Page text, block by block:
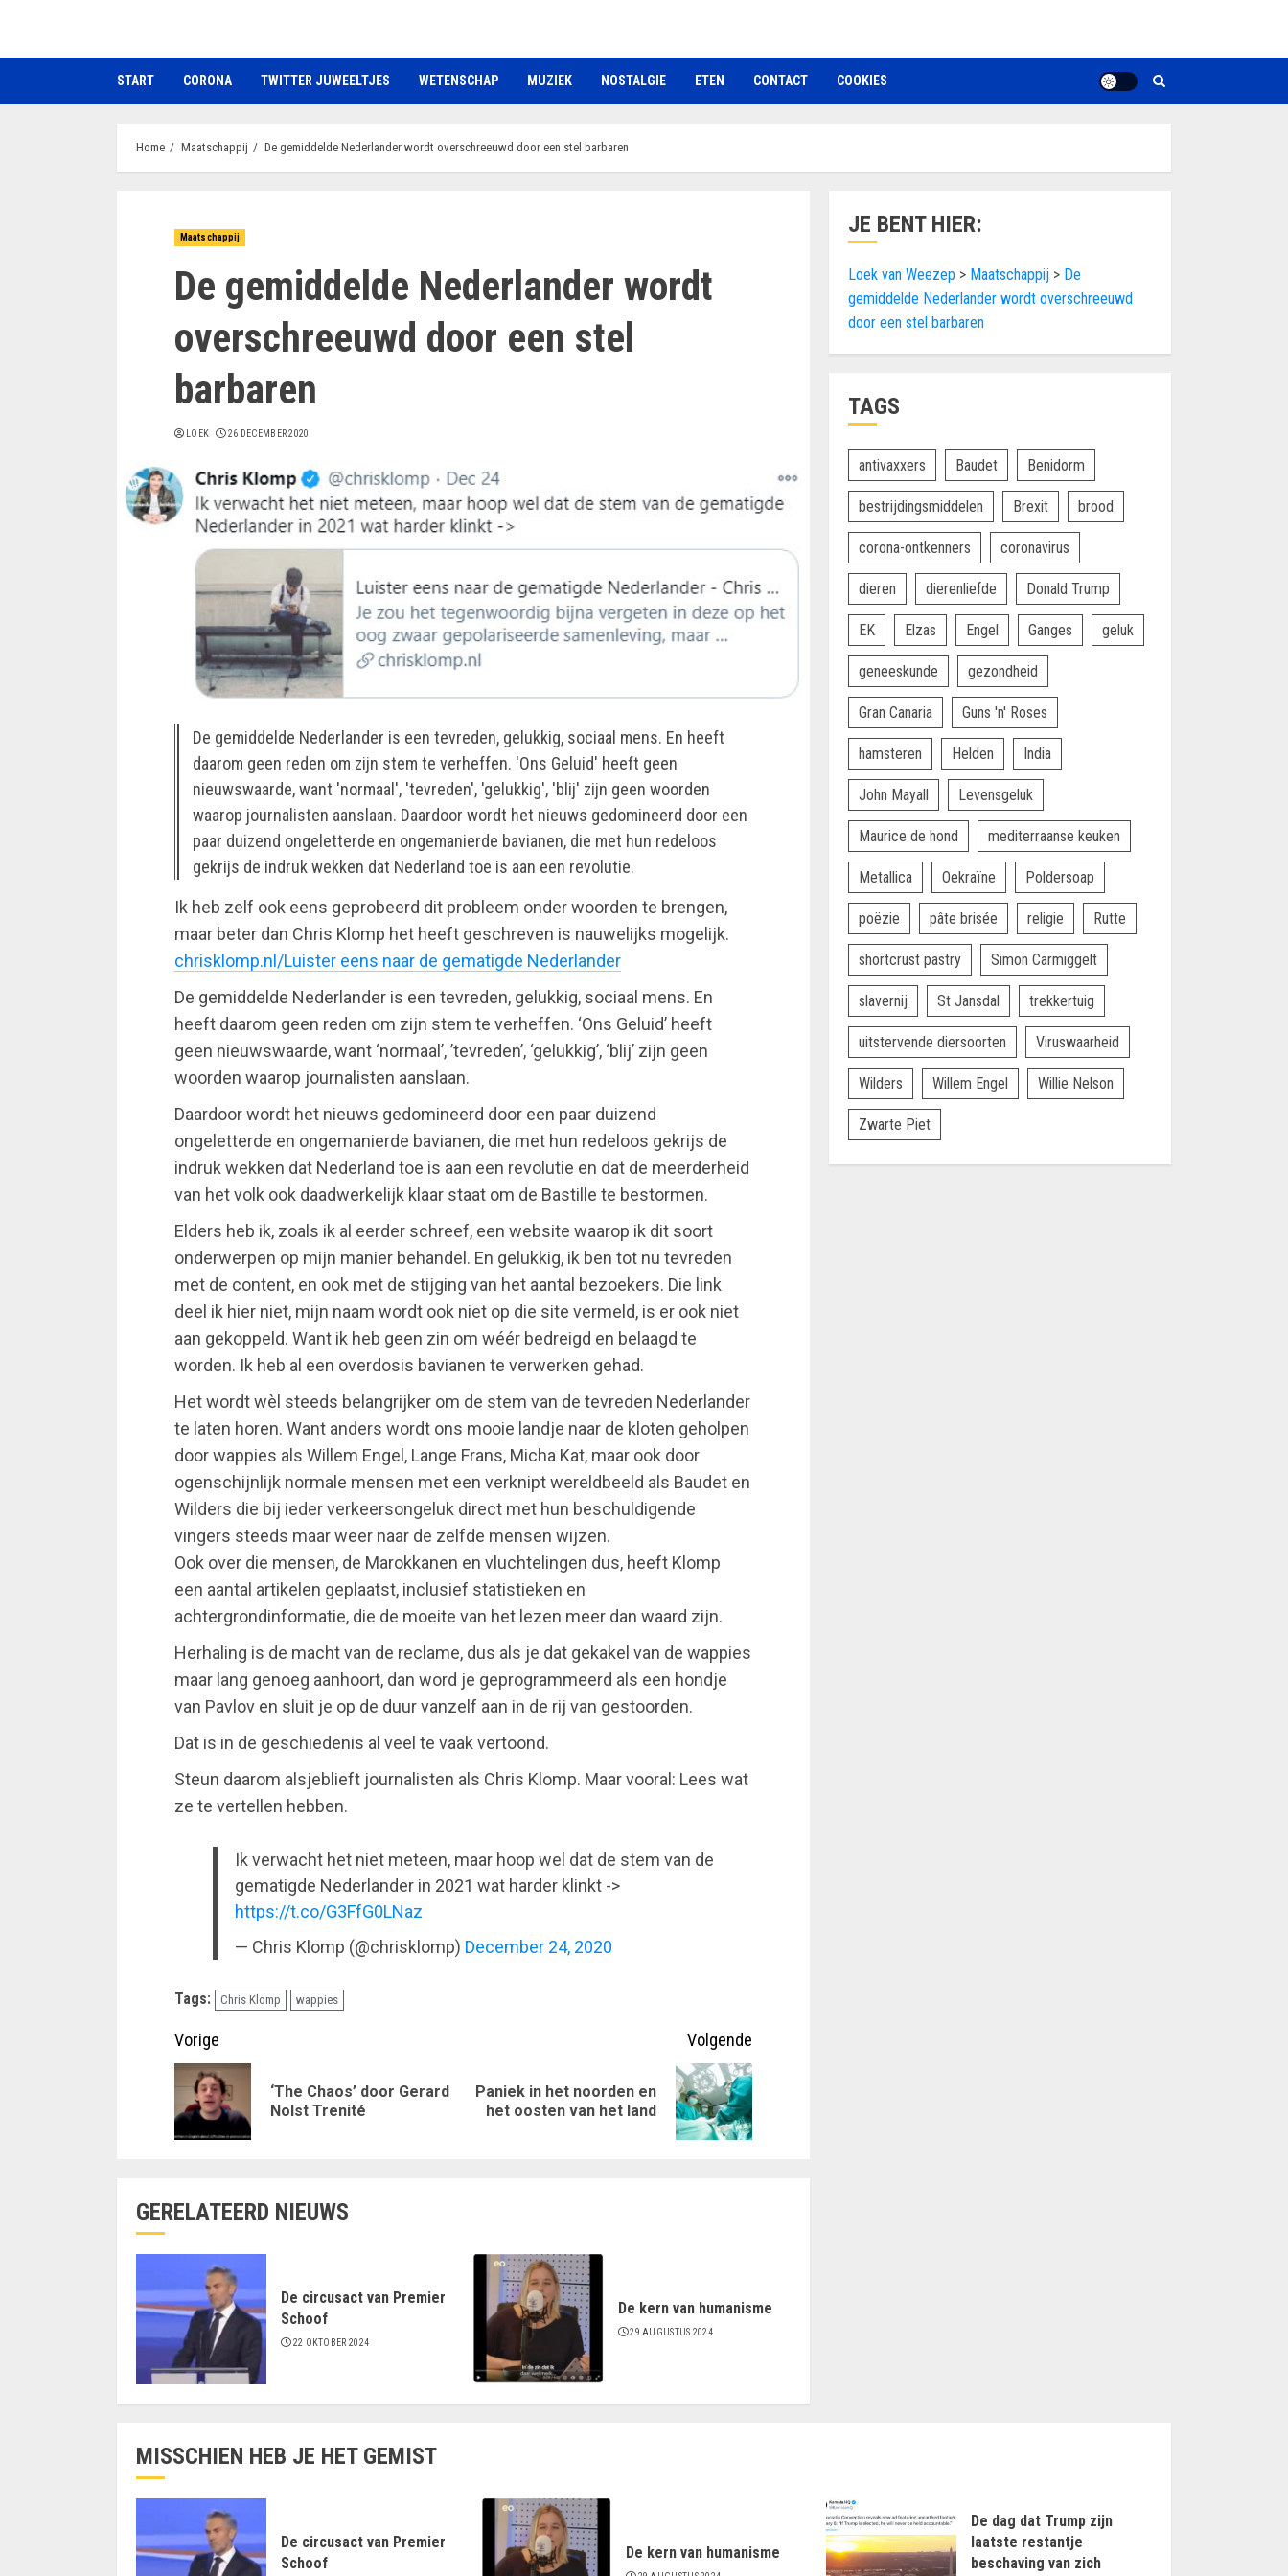
de
START CORONA TWITTER JUWEELTJES WETENSCHAP MUZIEK NOSTALGIE ETEN CONTACT COOKIES
Home Maatschappij De gemiddelde Nederlander wordt overschreeuwd door een stel barbaren
Maatschappij
De gemiddelde Nederlander wordt
overschreeuwd door een stel
barbaren
LOEK 26 DECEMBER 2020
De gemiddelde Nederlander is een tevreden, gelukkig, sociaal mens. En heeft
daarom geen reden om zijn stem te verheffen. 'Ons Geluid' heeft geen
nieuwswaarde, want 'normaal', 'tevreden', 'gelukkig', 'blij' zijn geen woorden
waarop journalisten aanslaan. Daardoor wordt het nieuws gedomineerd door een
paar duizend ongeletterde en ongemanierde bavianen, die met hun redeloos
gekrijs de indruk wekken dat Nederland toe is aan een revolutie.
Ik heb zelf ook eens geprobeerd dit probleem onder woorden te brengen,
maar beter dan Chris Klomp het heeft geschreven is nauwelijks mogelijk.
chrisklomp.nl/Luister eens naar de gematigde Nederlander
De gemiddelde Nederlander is een tevreden, gelukkig, sociaal mens. En
heeft daarom geen reden om zijn stem te verheffen. ‘Ons Geluid’ heeft
geen nieuwswaarde, want ‘normaal’, ’tevreden’, ‘gelukkig’, ‘blij’ zijn geen
woorden waarop journalisten aanslaan.
Daardoor wordt het nieuws gedomineerd door een paar duizend
ongeletterde en ongemanierde bavianen, die met hun redeloos gekrijs de
indruk wekken dat Nederland toe is aan een revolutie en dat de meerderheid
van het volk ook daadwerkelijk klaar staat om de Bastille te bestormen.
Elders heb ik, zoals ik al eerder schreef, een website waarop ik dit soort
onderwerpen op mijn manier behandel. En gelukkig, ik ben tot nu tevreden
met de content, en ook met de stijging van het aantal bezoekers. Die link
deel ik hier niet, mijn naam wordt ook niet op die site vermeld, is er ook niet
aan gekoppeld. Want ik heb geen zin om wéér bedreigd en belaagd te
worden. Ik heb al een overdosis bavianen te verwerken gehad.
Het wordt wèl steeds belangrijker om de stem van de tevreden Nederlander
te laten horen. Want anders wordt ons mooie landje naar de kloten geholpen
door wappies als Willem Engel, Lange Frans, Micha Kat, maar ook door
ogenschijnlijk normale mensen met een verknipt wereldbeeld als Baudet en
Wilders die bij ieder verkeersongeluk direct met hun beschuldigende
vingers steeds maar weer naar de zelfde mensen wijzen.
Ook over die mensen, de Marokkanen en vluchtelingen dus, heeft Klomp
een aantal artikelen geplaatst, inclusief statistieken en
achtergrondinformatie, die de moeite van het lezen meer dan waard zijn.
Herhaling is de macht van de reclame, dus als je dat gekakel van de wappies
maar lang genoeg aanhoort, dan word je geprogrammeerd als een hondje
van Pavlov en sluit je op de duur vanzelf aan in de rij van gestoorden.
Dat is in de geschiedenis al veel te vaak vertoond.
Steun daarom alsjeblieft journalisten als Chris Klomp. Maar vooral: Lees wat
ze te vertellen hebben.
Ik verwacht het niet meteen, maar hoop wel dat de stem van de
gematigde Nederlander in 2021 wat harder klinkt ->
https://t.co/G3FfG0LNaz
— Chris Klomp (@chrisklomp) December 24, 2020
Tags: Chris Klomp wappies
Doorgaan
met
lezen
Vorige
Vorig
bericht:
‘The Chaos’ door Gerard
Nolst Trenité
Volgende
Volgende
bericht:
Paniek in het noorden en
het oosten van het land
GERELATEERD NIEUWS
De circusact van Premier
Schoof
22 OKTOBER 2024
De kern van humanisme
29 AUGUSTUS 2024
JE BENT HIER:
Loek van Weezep > Maatschappij > De
gemiddelde Nederlander wordt overschreeuwd
door een stel barbaren
TAGS
antivaxxers Baudet Benidorm
bestrijdingsmiddelen Brexit brood
corona-ontkenners coronavirus
dieren dierenliefde Donald Trump
EK Elzas Engel Ganges geluk
geneeskunde gezondheid
Gran Canaria Guns 'n' Roses
hamsteren Helden India
John Mayall Levensgeluk
Maurice de hond mediterraanse keuken
Metallica Oekraïne Poldersoap
poëzie pâte brisée religie Rutte
shortcrust pastry Simon Carmiggelt
slavernij St Jansdal trekkertuig
uitstervende diersoorten Viruswaarheid
Wilders Willem Engel Willie Nelson
Zwarte Piet
MISSCHIEN HEB JE HET GEMIST
De circusact van Premier
Schoof
De kern van humanisme
De dag dat Trump zijn
laatste restantje
beschaving van zich